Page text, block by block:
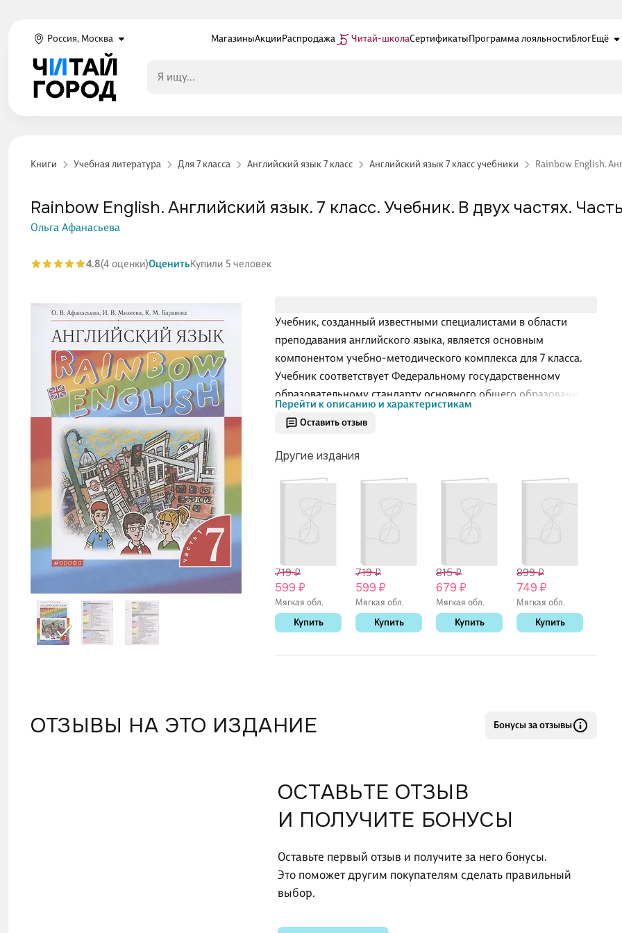
Россия, Москва МагазиныАкцииРаспродажа Читай-школаСертификатыПрограмма лояльностиБлогЕщё
Книги Учебная литература Для 7 класса Английский язык 7 класс Английский язык 7 класс учебники Rainbow English.
Оставить отзыв
Учебник, созданный известными специалистами в области
преподавания английского языка, является основным
компонентом учебно-методического комплекса для 7 класса.
Учебник соответствует Федеральному государственному
образовательному стандарту основного общего образования,
рекомендован Министерством образования и науки
Российской Федерации.
Перейти к описанию и характеристикам
Другие издания
719 ₽
599 ₽
Мягкая обл.
Купить
719 ₽
599 ₽
Мягкая обл.
Купить
815 ₽
679 ₽
Мягкая обл.
Купить
899 ₽
749 ₽
Мягкая обл.
Купить
Rainbow English. Английский язык. 7 класс. Учебник. В двух частях. Часть
Ольга Афанасьева
4.8(4 оценки)ОценитьКупили 5 человек
ОТЗЫВЫ НА ЭТО ИЗДАНИЕ Бонусы за отзывы
ОСТАВЬТЕ ОТЗЫВ
И ПОЛУЧИТЕ БОНУСЫ
Оставьте первый отзыв и получите за него бонусы.
Это поможет другим покупателям сделать правильный
выбор.